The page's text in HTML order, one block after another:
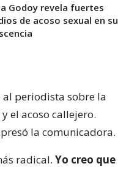
Godoy revela fuertes
de acoso sexual en su
al periodista sobre la
el acoso callejero.
la comunicadora.
radical. Yo creo que